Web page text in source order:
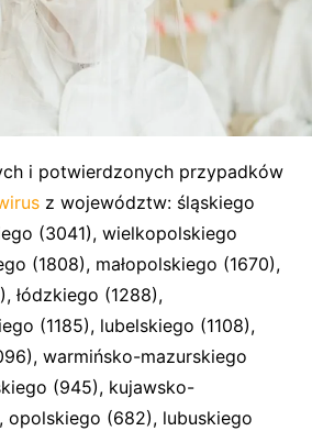
i potwierdzonych przypadków
z województw: śląskiego
(3041), wielkopolskiego
(1808), małopolskiego (1670),
łódzkiego (1288),
(1185), lubelskiego (1108),
warmińsko-mazurskiego
(945), kujawsko-
opolskiego (682), lubuskiego